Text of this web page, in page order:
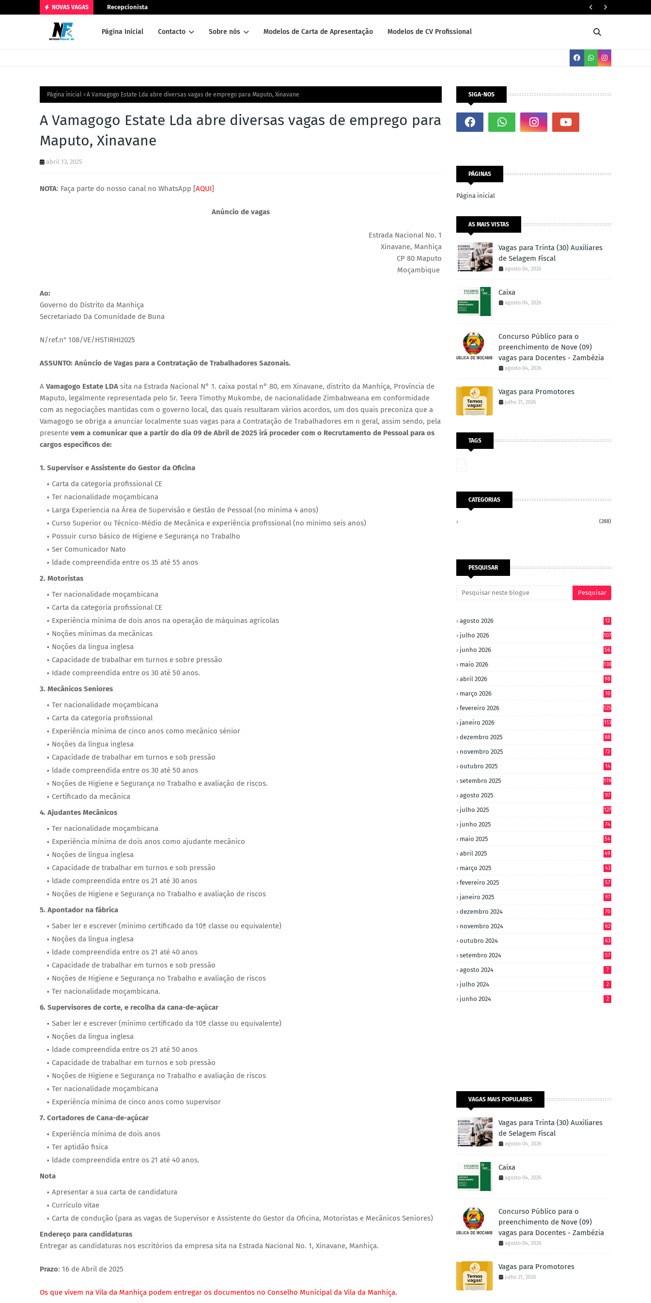
NOVAS VAGAS Recepcionista
Página Inicial Contacto Sobre nós Modelos de Carta de Apresentação Modelos de CV Profissional
Página inicial A Vamagogo Estate Lda abre diversas vagas de emprego para Maputo, Xinavane
A Vamagogo Estate Lda abre diversas vagas de emprego para
Maputo, Xinavane
abril 13, 2025
NOTA: Faça parte do nosso canal no WhatsApp [AQUI]
Anúncio de vagas
Estrada Nacional No. 1
Xinavane, Manhiça
CP 80 Maputo
Moçambique
Ao:
Governo do Distrito da Manhiça
Secretariado Da Comunidade de Buna
N/ref.n" 108/VE/HSTIRHI2025
ASSUNTO: Anúncio de Vagas para a Contratação de Trabalhadores Sazonais.
A Vamagogo Estate LDA sita na Estrada Nacional N° 1. caixa postal n° 80, em Xinavane, distrito da Manhiça, Província de
Maputo, legalmente representada pelo Sr. Teera Timothy Mukombe, de nacionalidade Zimbabweana em conformidade
com as negociações mantidas com o governo local, das quais resultaram vários acordos, um dos quais preconiza que a
Vamagogo se obriga a anunciar localmente suas vagas para a Contratação de Trabalhadores em n geral, assim sendo, pela
presente vem a comunicar que a partir do dia 09 de Abril de 2025 irá proceder com o Recrutamento de Pessoal para os
cargos específicos de:
1. Supervisor e Assistente do Gestor da Oficina
Carta da categoria profissional CE
Ter nacionalidade moçambicana
Larga Experiencia na Área de Supervisão e Gestão de Pessoal (no minima 4 anos)
Curso Superior ou Técnico-Médio de Mecânica e experiência profissional (no minimo seis anos)
Possuir curso básico de Higiene e Segurança no Trabalho
Ser Comunicador Nato
ldade compreendida entre os 35 até 55 anos
2. Motoristas
Ter nacionalidade moçambicana
Carta da categoria profissional CE
Experiência mínima de dois anos na operação de máquinas agrícolas
Noções mínimas da mecânicas
Noções da lingua inglesa
Capacidade de trabalhar em turnos e sobre pressão
Idade compreendida entre os 30 até 50 anos.
3. Mecânicos Seniores
Ter nacionalidade moçambicana
Carta da categoria profissional
Experiência mínima de cinco anos como mecânico sénior
Noções da língua inglesa
Capacidade de trabalhar em turnos e sob pressão
ldade compreendida entre os 30 até 50 anos
Noções de Higiene e Segurança no Trabalho e avaliação de riscos.
Certificado da mecânica
4. Ajudantes Mecânicos
Ter nacionalidade moçambicana
Experiência mínima de dois anos como ajudante mecânico
Noções de língua inglesa
Capacidade de trabalhar em turnos e sob pressão
ldade compreendida entre os 21 até 30 anos
Noções de Higiene e Segurança no Trabalho e avaliação de riscos
5. Apontador na fábrica
Saber ler e escrever (mínimo certificado da 10ª classe ou equivalente)
Noções da língua inglesa
ldade compreendida entre os 21 até 40 anos
Capacidade de trabalhar em turnos e sob pressão
Noções de Higiene e Segurança no Trabalho e avaliação de riscos
Ter nacionalidade moçambicana.
6. Supervisores de corte, e recolha da cana-de-açúcar
Saber ler e escrever (mínimo certificado da 10ª classe ou equivalente)
Noções da língua inglesa
ldade compreendida entre os 21 até 50 anos
Capacidade de trabalhar em turnos e sob pressão
Noções de Higiene e Segurança no Trabalho e avaliação de riscos
Ter nacionalidade moçambicana
Experiência mínima de cinco anos como supervisor
7. Cortadores de Cana-de-açúcar
Experiência mínima de dois anos
Ter aptidão fisica
ldade compreendida entre os 21 até 40 anos.
Nota
Apresentar a sua carta de candidatura
Currículo vitae
Carta de condução (para as vagas de Supervisor e Assistente do Gestor da Oficina, Motoristas e Mecânicos Seniores)
Endereço para candidaturas
Entregar as candidaturas nos escritórios da empresa sita na Estrada Nacional No. 1, Xinavane, Manhiça.
Prazo: 16 de Abril de 2025
Os que vivem na Vila da Manhiça podem entregar os documentos no Conselho Municipal da Vila da Manhiça.
SIGA-NOS
PÁGINAS
Página inicial
AS MAIS VISTAS
Vagas para Trinta (30) Auxiliares
de Selagem Fiscal
agosto 04, 2026
Caixa
agosto 04, 2026
Concurso Público para o
preenchimento de Nove (09)
vagas para Docentes - Zambézia
agosto 04, 2026
Vagas para Promotores
julho 31, 2026
TAGS
CATEGORIAS
(288)
PESQUISAR
agosto 2026 12
julho 2026 107
junho 2026 56
maio 2026 130
abril 2026 98
março 2026
10
fevereiro 2026 125
janeiro 2026 113
dezembro 2025 88
novembro 2025 72
outubro 2025
14
setembro 2025 119
agosto 2025 97
julho 2025 127
junho 2025 74
maio 2025 54
abril 2025 49
março 2025 43
fevereiro 2025 57
janeiro 2025 97
dezembro 2024 70
novembro 2024 62
outubro 2024 63
setembro 2024 57
agosto 2024 7
julho 2024 2
junho 2024 2
VAGAS MAIS POPULARES
Vagas para Trinta (30) Auxiliares
de Selagem Fiscal
agosto 04, 2026
Caixa
agosto 04, 2026
Concurso Público para o
preenchimento de Nove (09)
vagas para Docentes - Zambézia
agosto 04, 2026
Vagas para Promotores
julho 31, 2026